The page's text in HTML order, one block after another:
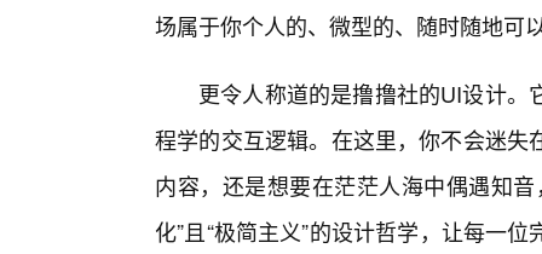
场属于你个人的、微型的、随时随地可
更令人称道的是撸撸社的UI设计
程学的交互逻辑。在这里，你不会迷
内容，还是想要在茫茫人海中偶遇知
化”且“极简主义”的设计哲学，让每一